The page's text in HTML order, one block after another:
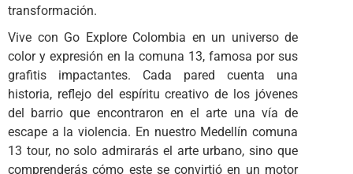
transformación.
Vive con Go Explore Colombia en un universo de
color y expresión en la comuna 13, famosa por sus
grafitis impactantes. Cada pared cuenta una
historia, reflejo del espíritu creativo de los jóvenes
del barrio que encontraron en el arte una vía de
escape a la violencia. En nuestro Medellín comuna
13 tour, no solo admirarás el arte urbano, sino que
comprenderás cómo este se convirtió en un motor